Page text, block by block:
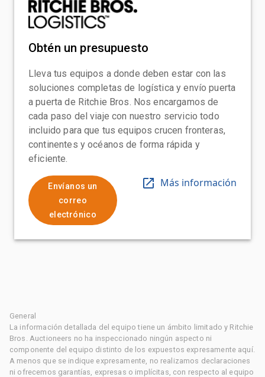
Obtén un presupuesto
Lleva tus equipos a donde deben estar con las
soluciones completas de logística y envío puerta
a puerta de Ritchie Bros. Nos encargamos de
cada paso del viaje con nuestro servicio todo
incluido para que tus equipos crucen fronteras,
continentes y océanos de forma rápida y
eficiente.
Envíanos un
correo
electrónico
Más información
General
La información detallada del equipo tiene un ámbito limitado y Ritchie
Bros. Auctioneers no ha inspeccionado ningún aspecto ni
componente del equipo distinto de los expuestos expresamente aquí.
A menos que se indique expresamente, no realizamos declaraciones
ni ofrecemos garantías, expresas o implícitas, con respecto al equipo